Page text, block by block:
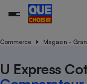
Commerce Magasin -
U Express
Toutes les
Tous les services
Tous nos combats
L’association